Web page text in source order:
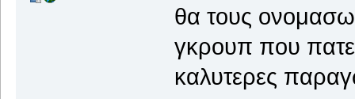
θα τους ονομασω
γκρουπ που πατε
καλυτερες